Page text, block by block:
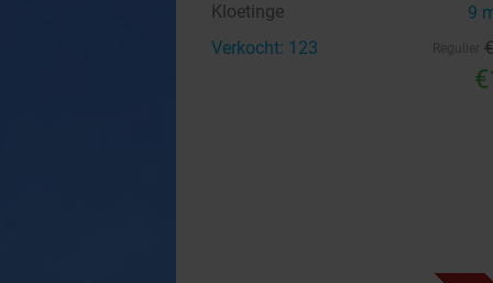
Kloetinge 9
Verkocht: 123